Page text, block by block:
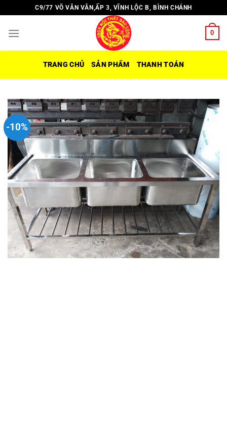
đến
nội
C9/77 VÕ VĂN VÂN,ẤP 3, VĨNH LỘC B, BÌNH CHÁNH
0
TRANG CHỦ SẢN PHẨM THANH TOÁN
-10%